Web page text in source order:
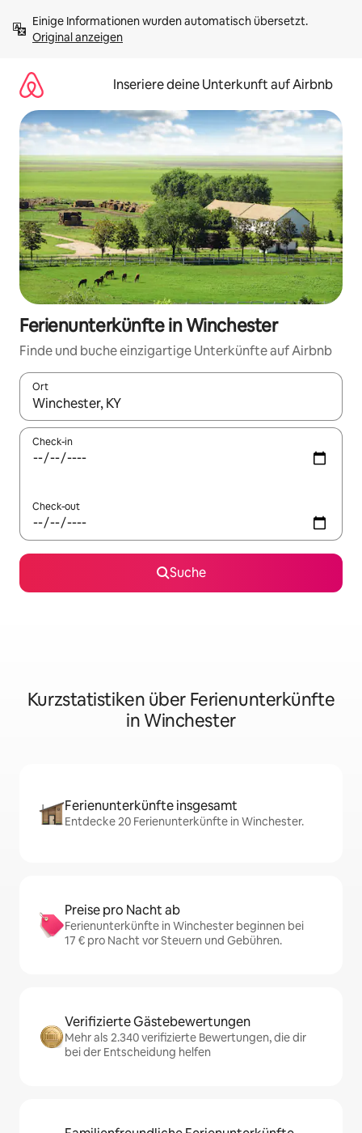
Inhalten
springenOriginal anzeigen
Inseriere deine Unterkunft auf Airbnb
Ferienunterkünfte in Winchester
Finde und buche einzigartige Unterkünfte auf Airbnb
Ort
Wenn Ergebnisse verfügbar sind, navigiere mit den
Check-in
Check-out
Suche
Kurzstatistiken über Ferienunterkünfte
in Winchester
Ferienunterkünfte insgesamt
Entdecke 20 Ferienunterkünfte in Winchester.
Preise pro Nacht ab
Ferienunterkünfte in Winchester beginnen bei
17 € pro Nacht vor Steuern und Gebühren.
Verifizierte Gästebewertungen
Mehr als 2.340 verifizierte Bewertungen, die dir
bei der Entscheidung helfen